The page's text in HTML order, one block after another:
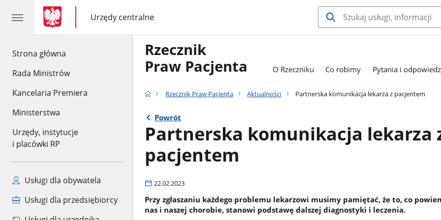
Strona główna
Rada Ministrów
Kancelaria Premiera
Ministerstwa
Urzędy, instytucje
i placówki RP
Usługi dla obywatela
Usługi dla przedsiębiorcy
gov.pl
gov.pl
Urzędy centralne
gov.pl
Urzędy
centralne
Rzecznik
Praw Pacjenta
O Rzeczniku Co robimy Pytania i
Rzecznik Praw Pacjenta Aktualności Partnerska komunikacja lekarza z pacjentem
Powrót
Partnerska komunikacja lekarza
pacjentem
22.02.2023
Przy zgłaszaniu każdego problemu lekarzowi musimy pamiętać, że to, co
nas i naszej chorobie, stanowi podstawę dalszej diagnostyki i leczenia.